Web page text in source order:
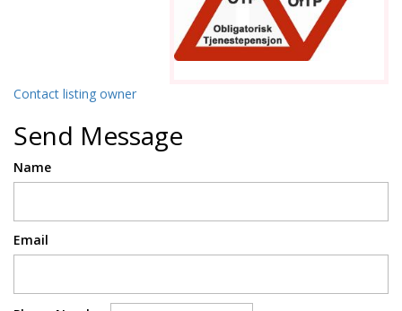
Contact listing owner
Send Message
Name
Email